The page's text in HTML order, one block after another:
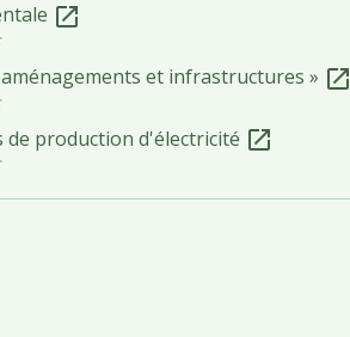
open_in_new
et infrastructures » open_in_new
production d'électricité open_in_new